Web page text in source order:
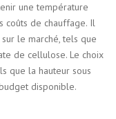
une température
coûts de chauffage. Il
le marché, tels que
de cellulose. Le choix
que la hauteur sous
disponible.